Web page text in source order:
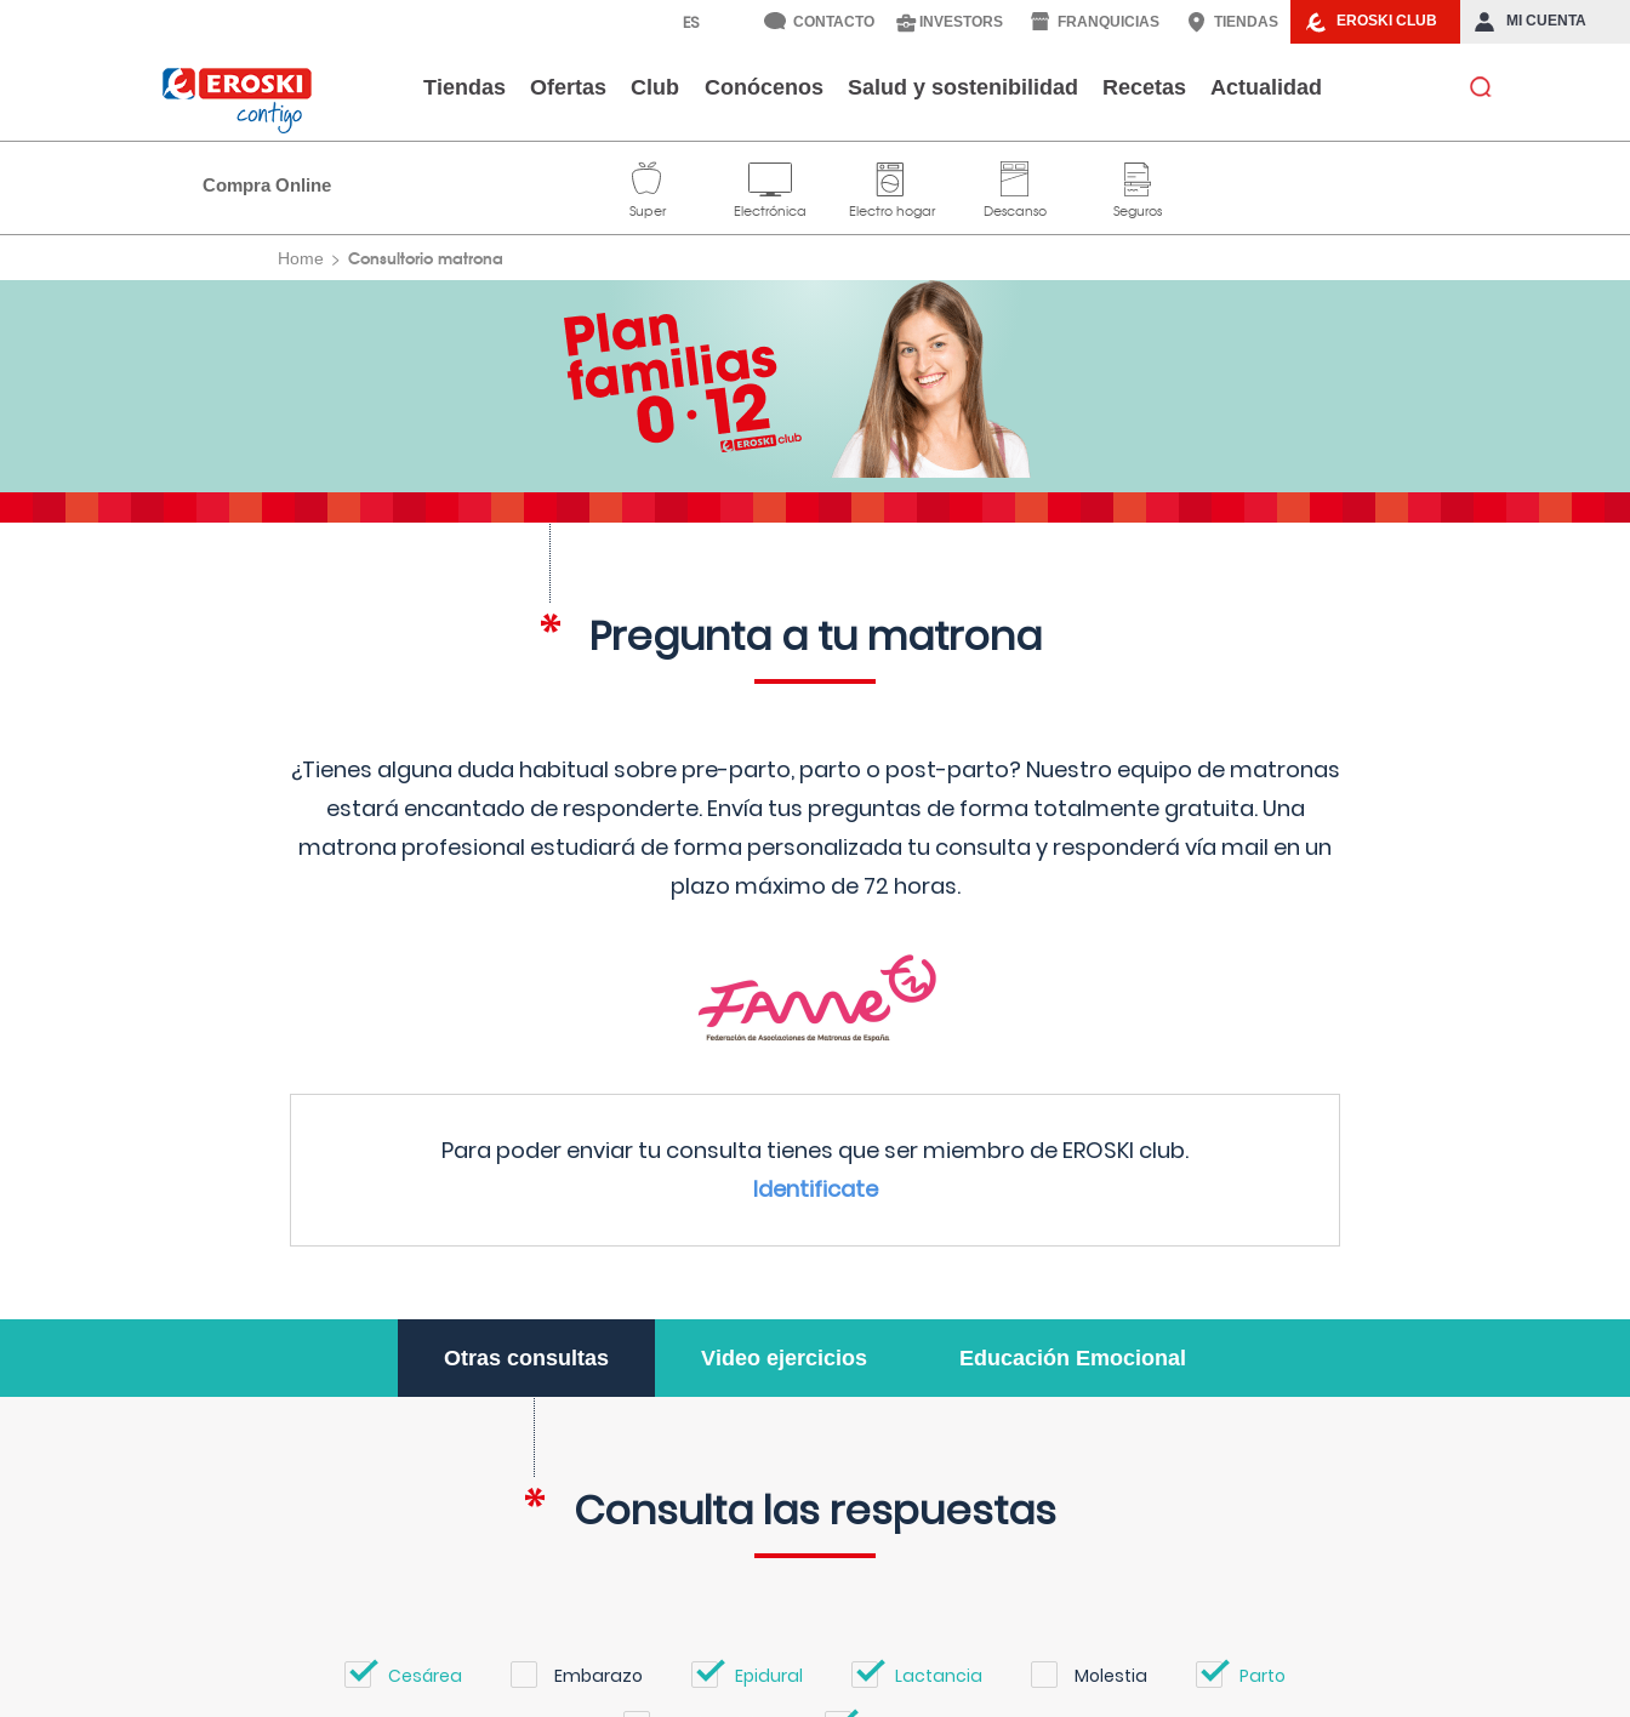
EROSKI CLUB MI CUENTA
CONTACTO INVESTORS FRANQUICIAS TIENDAS
Tiendas Ofertas Club Conócenos Salud y sostenibilidad Recetas Actualidad
Compra Online
Home Consultorio matrona
Pregunta a tu matrona
¿Tienes alguna duda habitual sobre pre-parto, parto o post-parto? Nuestro equipo de matronas
estará encantado de responderte. Envía tus preguntas de forma totalmente gratuita. Una
matrona profesional estudiará de forma personalizada tu consulta y responderá vía mail en un
plazo máximo de 72 horas.
Para poder enviar tu consulta tienes que ser miembro de EROSKI club.
Identificate
Otras consultas Video ejercicios Educación Emocional
Consulta las respuestas
Cesárea Embarazo Epidural Lactancia Molestia Parto